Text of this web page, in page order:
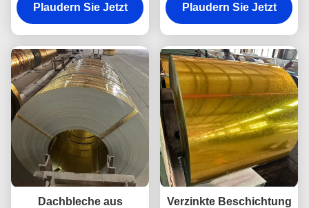
Stahlblech für
Hausdächer aus
Plaudern Sie Jetzt
feuerverzinkt
Plaudern Sie Jetzt
Dachbleche aus
Verzinkte Beschichtung